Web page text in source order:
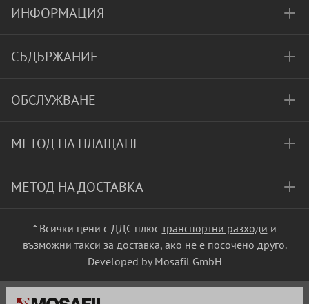
ИНФОРМАЦИЯ
СЪДЪРЖАНИЕ
ОБСЛУЖВАНЕ
МЕТОД НА ПЛАЩАНЕ
МЕТОД НА ДОСТАВКА
* Всички цени с ДДС плюс транспортни разходи и
възможни такси за доставка, ако не е посочено друго.
Developed by Mosafil GmbH